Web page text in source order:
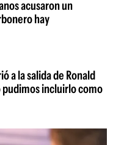
acusaron un
hay
a la salida de Ronald
pudimos incluirlo como